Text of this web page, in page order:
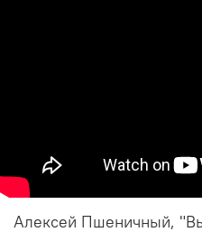
Алексей Пшеничный,